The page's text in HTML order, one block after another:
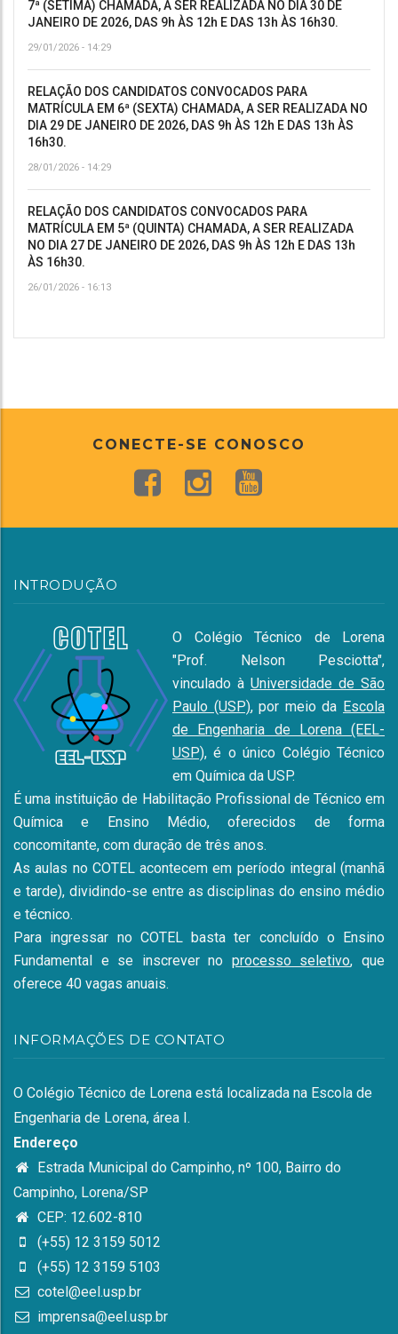
7ª (SÉTIMA) CHAMADA, A SER REALIZADA NO DIA 30 DE
JANEIRO DE 2026, DAS 9h ÀS 12h E DAS 13h ÀS 16h30.
29/01/2026 - 14:29
RELAÇÃO DOS CANDIDATOS CONVOCADOS PARA
MATRÍCULA EM 6ª (SEXTA) CHAMADA, A SER REALIZADA NO
DIA 29 DE JANEIRO DE 2026, DAS 9h ÀS 12h E DAS 13h ÀS
16h30.
28/01/2026 - 14:29
RELAÇÃO DOS CANDIDATOS CONVOCADOS PARA
MATRÍCULA EM 5ª (QUINTA) CHAMADA, A SER REALIZADA
NO DIA 27 DE JANEIRO DE 2026, DAS 9h ÀS 12h E DAS 13h
ÀS 16h30.
26/01/2026 - 16:13
CONECTE-SE CONOSCO
INTRODUÇÃO
O Colégio Técnico de Lorena
"Prof. Nelson Pesciotta",
vinculado à Universidade de São
Paulo (USP), por meio da Escola
de Engenharia de Lorena (EEL-
USP), é o único Colégio Técnico
em Química da USP.
É uma instituição de Habilitação Profissional de Técnico em
Química e Ensino Médio, oferecidos de forma
concomitante, com duração de três anos.
As aulas no COTEL acontecem em período integral (manhã
e tarde), dividindo-se entre as disciplinas do ensino médio
e técnico.
Para ingressar no COTEL basta ter concluído o Ensino
Fundamental e se inscrever no processo seletivo, que
oferece 40 vagas anuais.
INFORMAÇÕES DE CONTATO
O Colégio Técnico de Lorena está localizada na Escola de
Engenharia de Lorena, área I.
Endereço
Estrada Municipal do Campinho, nº 100, Bairro do
Campinho, Lorena/SP
CEP: 12.602-810
(+55) 12 3159 5012
(+55) 12 3159 5103
cotel@eel.usp.br
imprensa@eel.usp.br